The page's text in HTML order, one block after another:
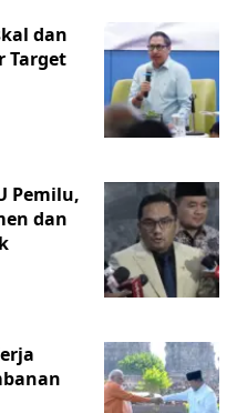
dan
Target
Pemilu,
dan